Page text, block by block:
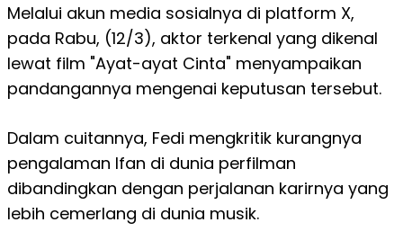
Melalui akun media sosialnya di platform X,
pada Rabu, (12/3), aktor terkenal yang dikenal
lewat film "Ayat-ayat Cinta" menyampaikan
pandangannya mengenai keputusan tersebut.
Dalam cuitannya, Fedi mengkritik kurangnya
pengalaman Ifan di dunia perfilman
dibandingkan dengan perjalanan karirnya yang
lebih cemerlang di dunia musik.